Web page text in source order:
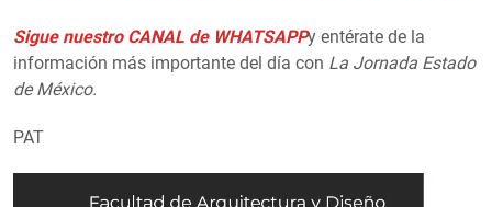
Sigue nuestro CANAL de WHATSAPPy entérate de la
información más importante del día con La Jornada Estado
de México.
PAT